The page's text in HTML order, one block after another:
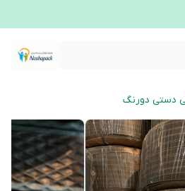
دستی دورنگ